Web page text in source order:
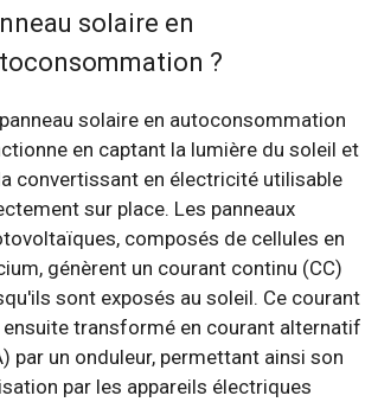
solaire en
?
solaire en autoconsommation
en captant la lumière du soleil et
convertissant en électricité utilisable
sur place. Les panneaux
composés de cellules en
génèrent un courant continu (CC)
sont exposés au soleil. Ce courant
ensuite transformé en courant alternatif
par un onduleur, permettant ainsi son
par les appareils électriques